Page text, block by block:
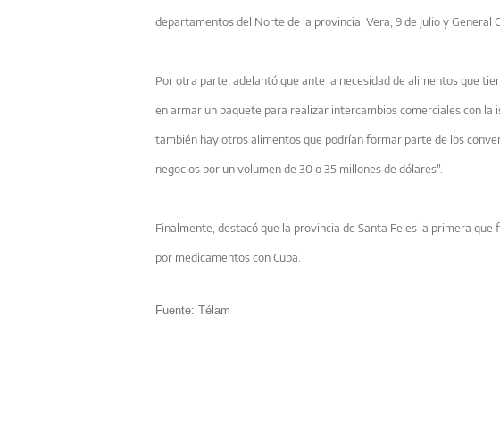
departamentos del Norte de la provincia, Vera, 9 de Julio y General
Por otra parte, adelantó que ante la necesidad de alimentos que
en armar un paquete para realizar intercambios comerciales con la
también hay otros alimentos que podrían formar parte de los
negocios por un volumen de 30 o 35 millones de dólares".
Finalmente, destacó que la provincia de Santa Fe es la primera
por medicamentos con Cuba.
Fuente: Télam